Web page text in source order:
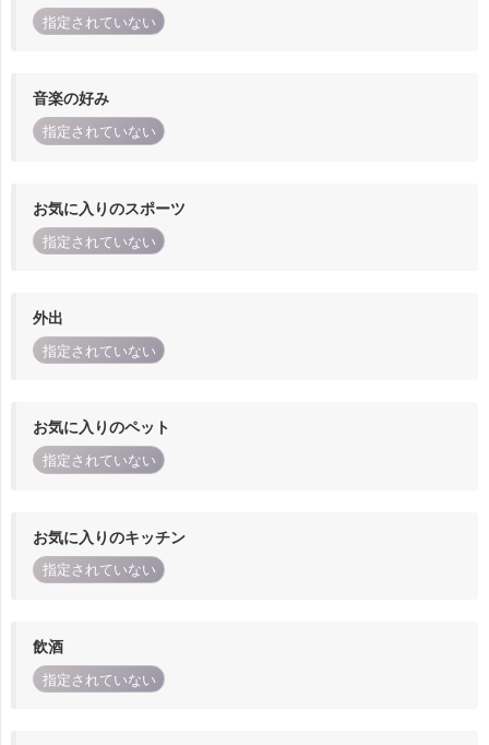
指定されていない
音楽の好み
指定されていない
お気に入りのスポーツ
指定されていない
外出
指定されていない
お気に入りのペット
指定されていない
お気に入りのキッチン
指定されていない
飲酒
指定されていない